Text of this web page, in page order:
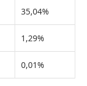
35,04%
1,29%
0,01%